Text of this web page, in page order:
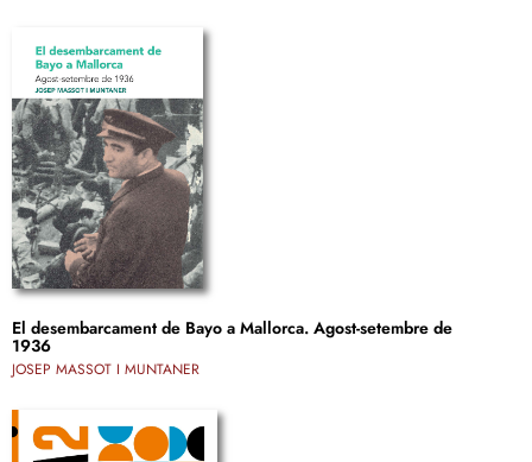
El desembarcament de Bayo a Mallorca. Agost-setembre de
1936
JOSEP MASSOT I MUNTANER